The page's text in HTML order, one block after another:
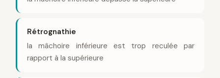
Rétrognathie
la mâchoire inférieure est trop reculée par
rapport à la supérieure